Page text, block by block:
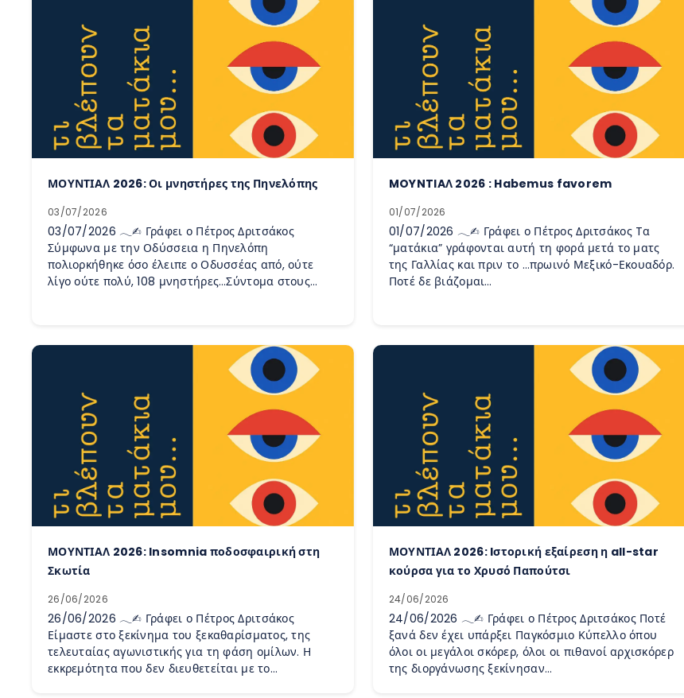
ΜΟΥΝΤΙΑΛ 2026: Οι μνηστήρες της Πηνελόπης
03/07/2026
03/07/2026 𓂃✍︎ Γράφει ο Πέτρος Δριτσάκος
Σύμφωνα με την Οδύσσεια η Πηνελόπη
πολιορκήθηκε όσο έλειπε ο Οδυσσέας από, ούτε
λίγο ούτε πολύ, 108 μνηστήρες…Σύντομα στους…
MOYNTIAΛ 2026 : Habemus favorem
01/07/2026
01/07/2026 𓂃✍︎ Γράφει ο Πέτρος Δριτσάκος Tα
“ματάκια” γράφονται αυτή τη φορά μετά το ματς
της Γαλλίας και πριν το …πρωινό Μεξικό-Εκουαδόρ.
Ποτέ δε βιάζομαι…
ΜΟΥΝΤΙΑΛ 2026: Insomnia ποδοσφαιρική στη
Σκωτία
26/06/2026
26/06/2026 𓂃✍︎ Γράφει ο Πέτρος Δριτσάκος
Είμαστε στο ξεκίνημα του ξεκαθαρίσματος, της
τελευταίας αγωνιστικής για τη φάση ομίλων. Η
εκκρεμότητα που δεν διευθετείται με το…
ΜΟΥΝΤΙΑΛ 2026: Iστορική εξαίρεση η all-star
κούρσα για το Χρυσό Παπούτσι
24/06/2026
24/06/2026 𓂃✍︎ Γράφει ο Πέτρος Δριτσάκος Ποτέ
ξανά δεν έχει υπάρξει Παγκόσμιο Κύπελλο όπου
όλοι οι μεγάλοι σκόρερ, όλοι οι πιθανοί αρχισκόρερ
της διοργάνωσης ξεκίνησαν…